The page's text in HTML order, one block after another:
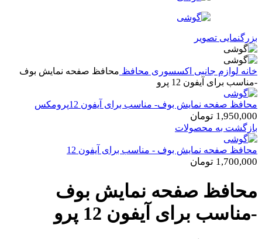
بزرگنمایی تصویر
خانه لوازم جانبی اکسسوری محافظ محافظ صفحه نمایش بوف
-مناسب برای آیفون 12 پرو
محافظ صفحه نمایش بوف- مناسب برای آیفون 12پرومکس
1,950,000 تومان
بازگشت به محصولات
محافظ صفحه نمایش بوف - مناسب برای آیفون 12
1,700,000 تومان
محافظ صفحه نمایش بوف
-مناسب برای آیفون 12 پرو